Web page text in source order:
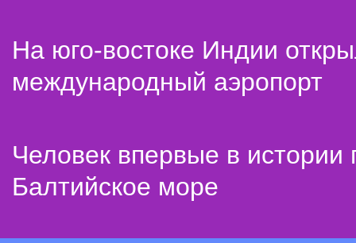
На юго-востоке Индии
международный аэропорт
Человек впервые в истории
Балтийское море